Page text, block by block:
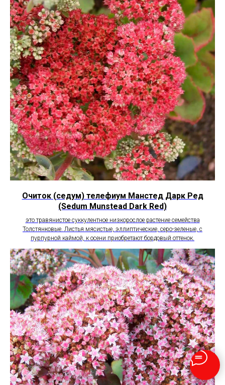
Очиток (седум) телефиум Манстед Дарк Ред
(Sedum Munstead Dark Red)
это травянистое суккулентное низкорослое растение семейства
Толстянковые. Листья мясистые, эллиптические, серо-зеленые, с
пурпурной каймой, к осени приобретают бордовый оттенок.